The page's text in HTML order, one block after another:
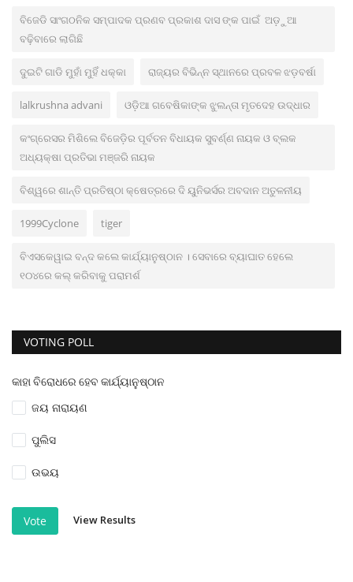
ବିଜେଡି ସାଂଗଠନିକ ସମ୍ପାଦକ ପ୍ରଣବ ପ୍ରକାଶ ଦାସ ଙ୍କ ପାଇଁ ଅଡ଼ୁଆ
ବଢ଼ିବାରେ ଲାଗିଛି
ଦୁଇଟି ଗାଡି ମୁହାଁ ମୁହିଁ ଧକ୍କା ରାଜ୍ୟର ବିଭିନ୍ନ ସ୍ଥାନରେ ପ୍ରବଳ ଝଡ଼ବର୍ଷା
lalkrushna advani ଓଡ଼ିଆ ଗବେଷିକାଙ୍କ ଝୁଲନ୍ତା ମୃତଦେହ ଉଦ୍ଧାର
କଂଗ୍ରେସର ମିଶିଲେ ବିଜେଡ଼ିର ପୂର୍ବତନ ବିଧାୟକ ସୁବର୍ଣ୍ଣ ନାୟକ ଓ ବ୍ଲକ
ଅଧ୍ୟକ୍ଷା ପ୍ରତିଭା ମଞ୍ଜରି ନାୟକ
ବିଶ୍ୱରେ ଶାନ୍ତି ପ୍ରତିଷ୍ଠା କ୍ଷେତ୍ରରେ ଦି ୟୁନିଭର୍ସର ଅବଦାନ ଅତୁଳନୀୟ
1999Cyclone tiger
ବିଏସକେୱାଇ ବନ୍ଦ କଲେ କାର୍ଯ୍ୟାନୁଷ୍ଠାନ । ସେବାରେ ବ୍ୟାଘାତ ହେଲେ
୧୦୪ରେ କଲ୍ କରିବାକୁ ପରାମର୍ଶ
VOTING POLL
କାହା ବିରୋଧରେ ହେବ କାର୍ଯ୍ୟାନୁଷ୍ଠାନ
ଜୟ ନାରାୟଣ
ପୁଲିସ
ଉଭୟ
Vote View Results